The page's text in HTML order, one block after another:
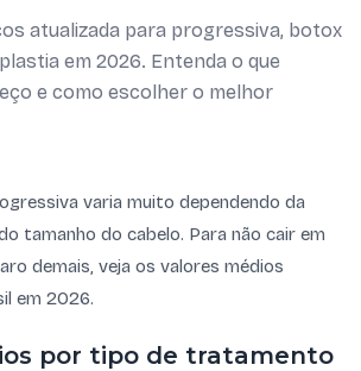
atualizada para progressiva, botox
em 2026. Entenda o que
e como escolher o melhor
varia muito dependendo da
tamanho do cabelo. Para não cair em
demais, veja os valores médios
em 2026.
por tipo de tratamento